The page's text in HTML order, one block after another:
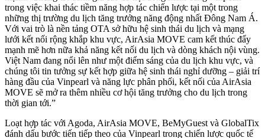
trong việc khai thác tiềm năng hợp tác chiến lược tại một trong
những thị trường du lịch tăng trưởng năng động nhất Đông Nam Á.
Với vai trò là nền tảng OTA sở hữu hệ sinh thái du lịch và mạng
lưới kết nối rộng khắp khu vực, AirAsia MOVE cam kết thúc đẩy
mạnh mẽ hơn nữa khả năng kết nối du lịch và dòng khách nội vùng.
Việt Nam đang nổi lên như một điểm sáng của du lịch khu vực, và
chúng tôi tin tưởng sự kết hợp giữa hệ sinh thái nghỉ dưỡng – giải trí
hàng đầu của Vinpearl và năng lực phân phối, kết nối của AirAsia
MOVE sẽ mở ra thêm nhiều cơ hội tăng trưởng cho du lịch trong
thời gian tới.”
Loạt hợp tác với Agoda, AirAsia MOVE, BeMyGuest và GlobalTix
đánh dấu bước tiến tiếp theo của Vinpearl trong chiến lược quốc tế